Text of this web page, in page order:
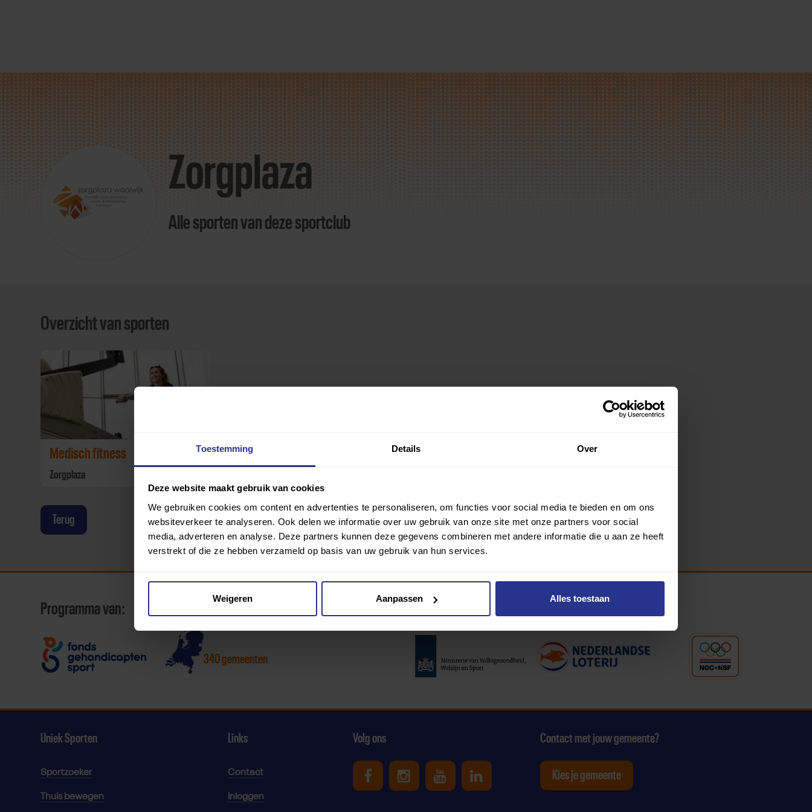
Toestemming Details Over
Deze website maakt gebruik van cookies
We gebruiken cookies om content en advertenties te personaliseren, om functies voor social media te bieden en om ons
websiteverkeer te analyseren. Ook delen we informatie over uw gebruik van onze site met onze partners voor social
media, adverteren en analyse. Deze partners kunnen deze gegevens combineren met andere informatie die u aan ze heeft
verstrekt of die ze hebben verzameld op basis van uw gebruik van hun services.
Weigeren Aanpassen Alles toestaan
Direct
door
Zorgplaza
Alle sporten van deze sportclub
Overzicht van sporten
Medisch fitness
Zorgplaza
Terug
Programma van:
340 gemeenten
Partners:
Uniek Sporten
Sportzoeker
Thuis bewegen
Links
Contact
Inloggen
Volg ons
Uniek Sporten op Facebook
Uniek Sporten op Instagram
Uniek Sporten op Youtube
Uniek Sporten op Linkedin
Contact met jouw gemeente?
Kies je gemeente